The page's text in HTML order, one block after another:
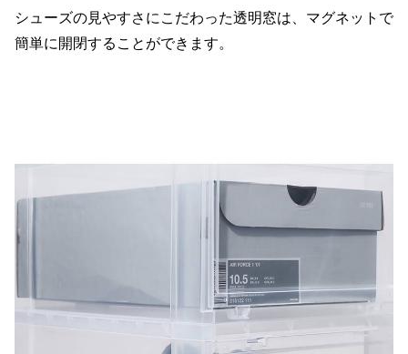
シューズの見やすさにこだわった透明窓は、マグネットで
簡単に開閉することができます。